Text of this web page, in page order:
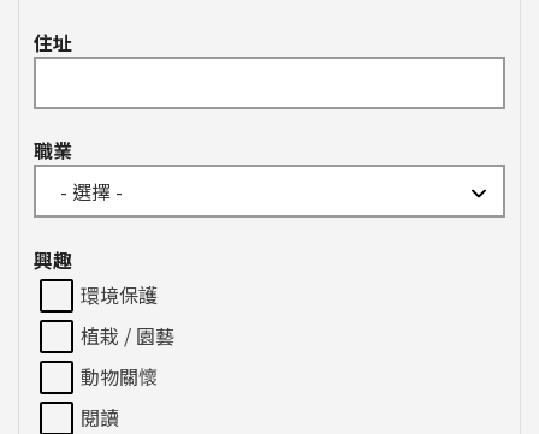
住址
職業
興趣
環境保護
植栽 / 園藝
動物關懷
閱讀